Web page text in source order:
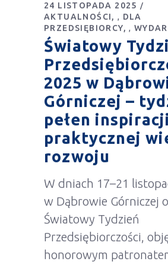
24 LISTOPADA 2025
AKTUALNOŚCI
,
DLA
PRZEDSIĘBIORCY
,
Światowy
2025 w
Górniczej –
pełen
praktycznej
rozwoju
W dniach 17–21
w Dąbrowie Górniczej
Światowy Tydzień
Przedsiębiorczości,
honorowym